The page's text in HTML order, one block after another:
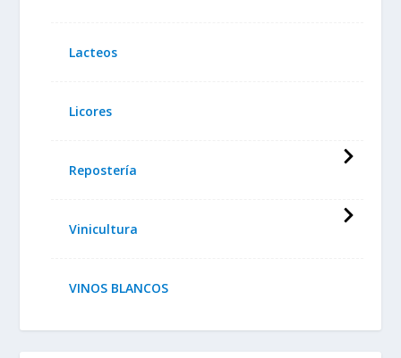
Lacteos
Licores
Repostería
Vinicultura
VINOS BLANCOS